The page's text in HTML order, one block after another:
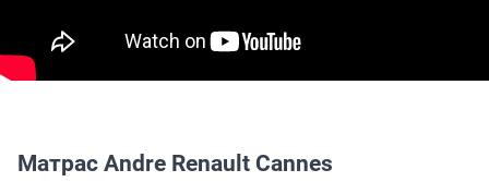
Матрас Andre Renault Cannes